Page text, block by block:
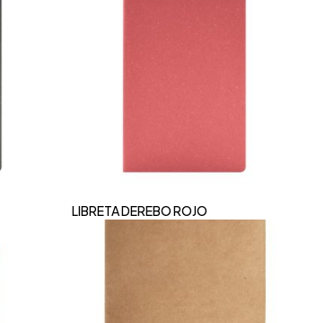
LIBRETA DEREBO ROJO